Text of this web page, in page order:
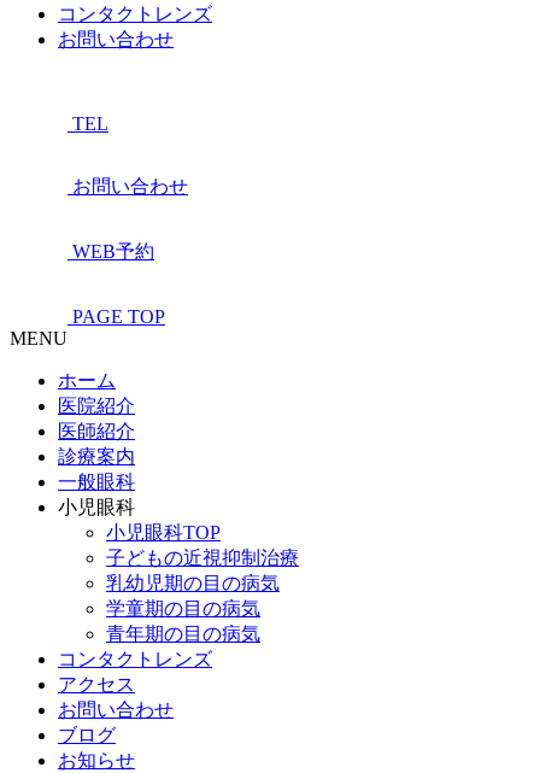
コンタクトレンズ
お問い合わせ
TEL
お問い合わせ
WEB予約
PAGE TOP
MENU
ホーム
医院紹介
医師紹介
診療案内
一般眼科
小児眼科
小児眼科TOP
子どもの近視抑制治療
乳幼児期の目の病気
学童期の目の病気
青年期の目の病気
コンタクトレンズ
アクセス
お問い合わせ
ブログ
お知らせ